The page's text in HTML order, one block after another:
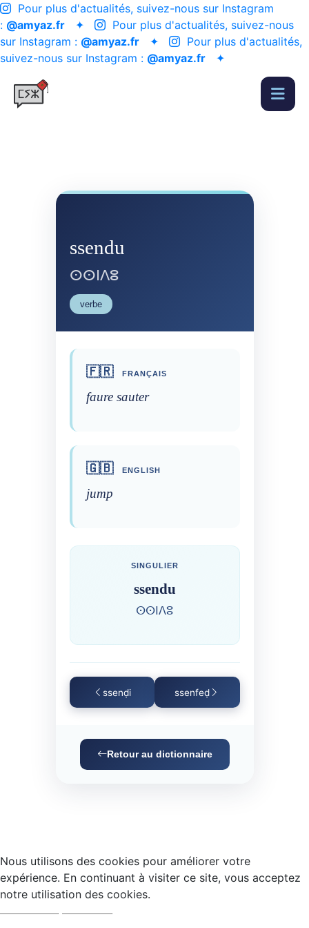
Pour plus d'actualités, suivez-nous sur Instagram
: @amyaz.fr ✦
Pour plus d'actualités, suivez-nous
sur Instagram : @amyaz.fr ✦
Pour plus d'actualités,
suivez-nous sur Instagram : @amyaz.fr ✦
ssendu
ⵙⵙⵏⴷⵓ
verbe
🇫🇷 FRANÇAIS
faure sauter
🇬🇧 ENGLISH
jump
SINGULIER
ssendu
ⵙⵙⵏⴷⵓ
ssenḍi ssenfeḍ
Retour au dictionnaire
Nous utilisons des cookies pour améliorer votre
expérience. En continuant à visiter ce site, vous acceptez
notre utilisation des cookies.